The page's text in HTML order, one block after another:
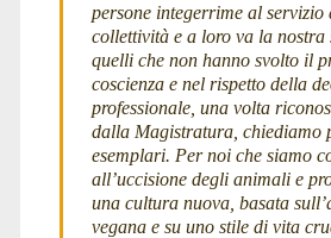
persone integerrime al servizio
collettività e a loro va la nostra
quelli che non hanno svolto il
coscienza e nel rispetto della
professionale, una volta
dalla Magistratura, chiediamo
esemplari. Per noi che siamo
all’uccisione degli animali e
una cultura nuova, basata
vegana e su uno stile di vita